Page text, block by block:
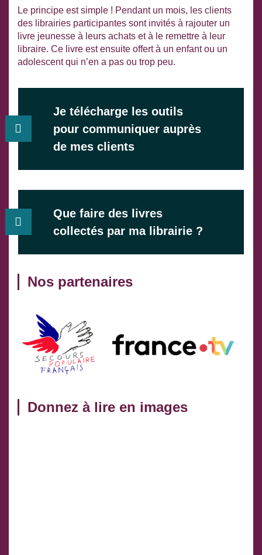
Le principe est simple ! Pendant un mois, les clients
des librairies participantes sont invités à rajouter un
livre jeunesse à leurs achats et à le remettre à leur
libraire. Ce livre est ensuite offert à un enfant ou un
adolescent qui n’en a pas ou trop peu.
Je télécharge les outils
pour communiquer auprès
de mes clients
Que faire des livres
collectés par ma librairie ?
Nos partenaires
Donnez à lire en images